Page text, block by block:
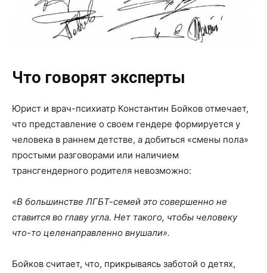
Что говорят эксперты
Юрист и врач-психиатр Константин Бойков отмечает,
что представление о своем гендере формируется у
человека в раннем детстве, а добиться «смены пола»
простыми разговорами или наличием
трансгендерного родителя невозможно:
«В большинстве ЛГБТ-семей это совершенно не
ставится во главу угла. Нет такого, чтобы человеку
что-то целенаправленно внушали».
Бойков считает, что, прикрываясь заботой о детях,